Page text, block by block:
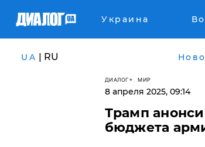
Украина
UA | RU
ДИАЛОГ МИР
8 апреля 2025, 09:14
Трамп
бюджета